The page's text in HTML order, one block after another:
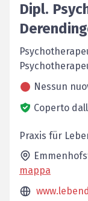
Dipl.
Nessun
Coperto
Praxis für
mappa